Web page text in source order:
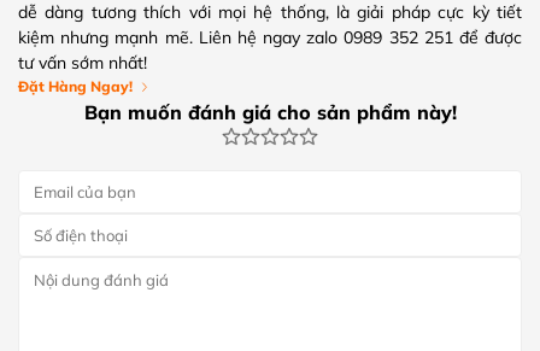
dễ dàng tương thích với mọi hệ thống, là giải pháp cực kỳ tiết
kiệm nhưng mạnh mẽ. Liên hệ ngay zalo 0989 352 251 để được
tư vấn sớm nhất!
Đặt Hàng Ngay!
Bạn muốn đánh giá cho sản phẩm này!